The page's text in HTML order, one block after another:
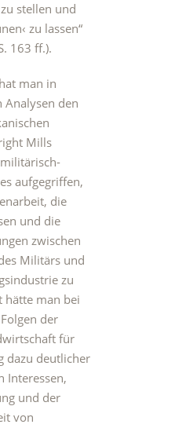
stellen und
zu lassen“
163 ff.).
man in
Analysen den
Mills
aufgegriffen,
die
und die
zwischen
Militärs und
zu
hätte man bei
der
für
dazu deutlicher
Interessen,
und der
von